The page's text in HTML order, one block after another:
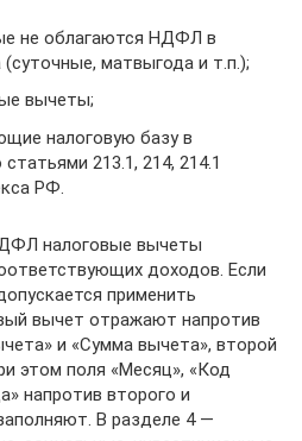
не облагаются НДФЛ в
матвыгода и т.п.);
вычеты;
налоговую базу в
213.1, 214, 214.1
РФ.
налоговые вычеты
доходов. Если
применить
вычет отражают напротив
и «Сумма вычета», второй
этом поля «Месяц», «Код
напротив второго и
В разделе 4 —